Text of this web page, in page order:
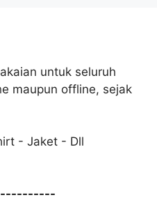
untuk seluruh
maupun offline, sejak
- Jaket - Dll